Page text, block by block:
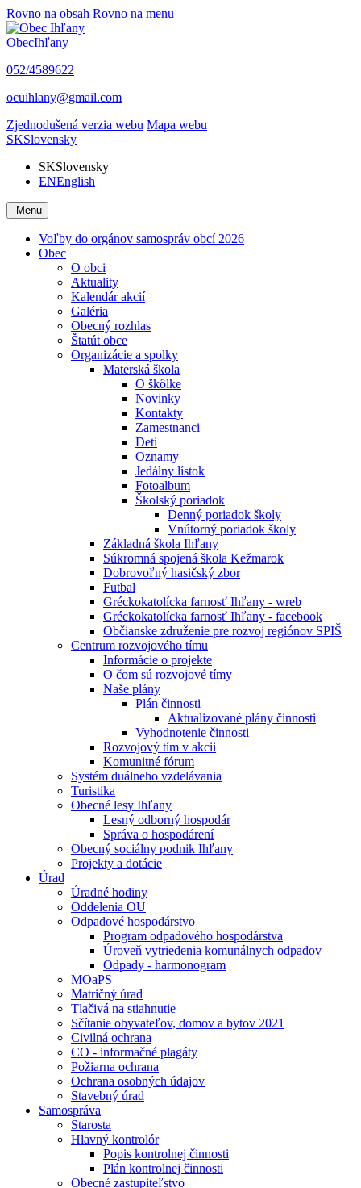
Rovno na obsah Rovno na menu
ObecIhľany
052/4589622
ocuihlany@gmail.com
Zjednodušená verzia webu Mapa webu
SKSlovensky
SKSlovensky
ENEnglish
Menu
Voľby do orgánov samospráv obcí 2026
Obec
O obci
Aktuality
Kalendár akcií
Galéria
Obecný rozhlas
Štatút obce
Organizácie a spolky
Materská škola
O škôlke
Novinky
Kontakty
Zamestnanci
Deti
Oznamy
Jedálny lístok
Fotoalbum
Školský poriadok
Denný poriadok školy
Vnútorný poriadok školy
Základná škola Ihľany
Súkromná spojená škola Kežmarok
Dobrovoľný hasičský zbor
Futbal
Gréckokatolícka farnosť Ihľany - wreb
Gréckokatolícka farnosť Ihľany - facebook
Občianske združenie pre rozvoj regiónov SPIŠ
Centrum rozvojového tímu
Informácie o projekte
O čom sú rozvojové tímy
Naše plány
Plán činnosti
Aktualizované plány činnosti
Vyhodnotenie činnosti
Rozvojový tím v akcii
Komunitné fórum
Systém duálneho vzdelávania
Turistika
Obecné lesy Ihľany
Lesný odborný hospodár
Správa o hospodárení
Obecný sociálny podnik Ihľany
Projekty a dotácie
Úrad
Úradné hodiny
Oddelenia OU
Odpadové hospodárstvo
Program odpadového hospodárstva
Úroveň vytriedenia komunálnych odpadov
Odpady - harmonogram
MOaPS
Matričný úrad
Tlačivá na stiahnutie
Sčítanie obyvateľov, domov a bytov 2021
Civilná ochrana
CO - informačné plagáty
Požiarna ochrana
Ochrana osobných údajov
Stavebný úrad
Samospráva
Starosta
Hlavný kontrolór
Popis kontrolnej činnosti
Plán kontrolnej činnosti
Obecné zastupiteľstvo